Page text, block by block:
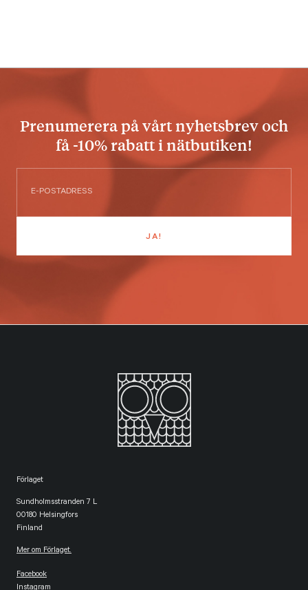
Prenumerera på vårt nyhetsbrev och
få -10% rabatt i nätbutiken!
Förlaget
Sundholmsstranden 7 L
00180 Helsingfors
Finland
Mer om Förlaget.
Facebook